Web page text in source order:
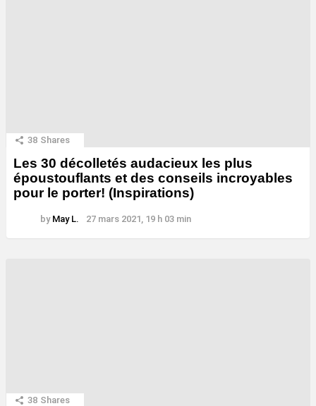
38 Shares
Les 30 décolletés audacieux les plus
époustouflants et des conseils incroyables
pour le porter! (Inspirations)
by May L. 27 mars 2021, 19 h 03 min
38 Shares